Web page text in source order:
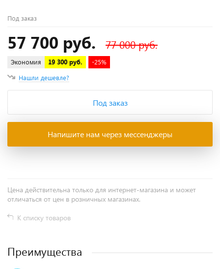
Под заказ
57 700 руб. 77 000 руб.
Экономия 19 300 руб.
-25%
Нашли дешевле?
Под заказ
Напишите нам через мессенджеры
Цена действительна только для интернет-магазина и может
отличаться от цен в розничных магазинах.
К списку товаров
Преимущества